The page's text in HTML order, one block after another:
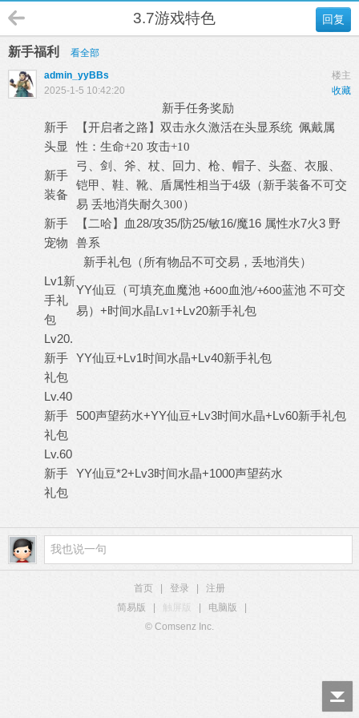
回复
3.7游戏特色
新手福利
看全部
楼主
admin_yyBBs
收藏
2025-1-5 10:42:20
新手任务奖励
新手
头显
【开启者之路】 双击永久激活在头显系统 佩戴属
性：生命+20 攻击+10
新手
装备
弓、剑、斧、杖、回力、枪、帽子、头盔、衣服、
铠甲、鞋、靴、盾属性相当于4级（新手装备不可交
易 丢地消失耐久300）
新手
宠物
【二哈】血28/攻35/防25/敏16/魔16 属性水7火3 野
兽系
新手礼包（所有物品不可交易，丢地消失）
Lv1新
手礼
包
YY仙豆 （可填充血魔池 +600血池/+600蓝池 不可交
易） +时间水晶Lv1+Lv20新手礼包
Lv20.
新手
礼包
YY仙豆+Lv1时间水晶+Lv40新手礼包
Lv.40
新手
礼包
500声望药水+YY仙豆+Lv3时间水晶+Lv60新手礼包
Lv.60
新手
礼包
YY仙豆*2+Lv3时间水晶+1000声望药水
首页 登录
注册
简易版
触屏版 电脑版
© Comsenz Inc.